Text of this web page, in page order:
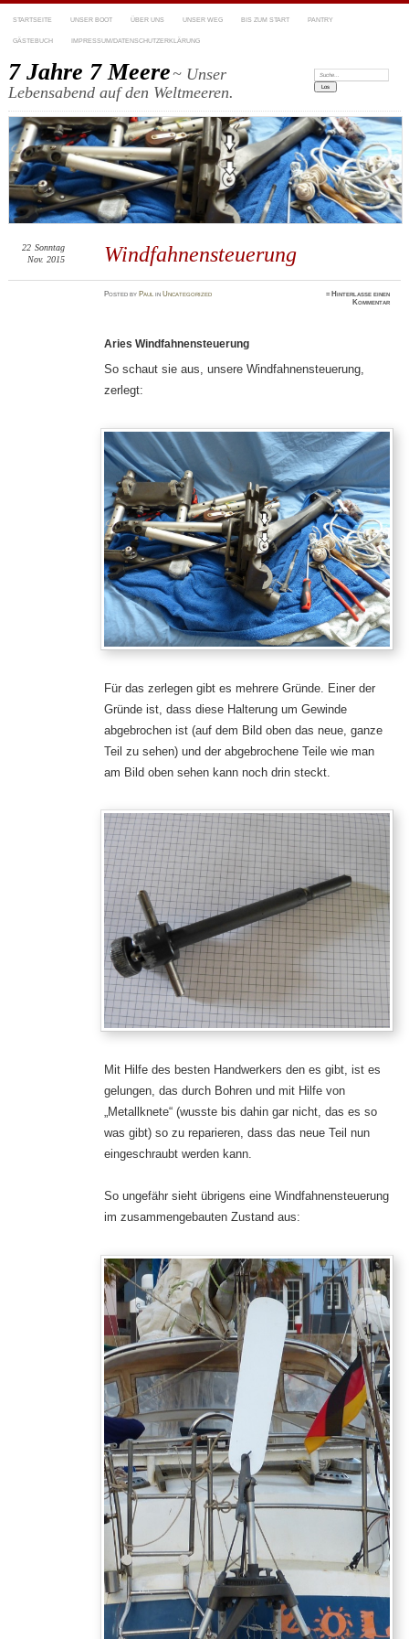
STARTSEITE UNSER BOOT ÜBER UNS UNSER WEG BIS ZUM START PANTRY
GÄSTEBUCH IMPRESSUM/DATENSCHUTZERKLÄRUNG
7 Jahre 7 Meere~ Unser
Lebensabend auf den Weltmeeren.
Suchen:
Windfahnensteuerung
22 Sonntag
Nov. 2015
Postedby Paul inUncategorized ≈ Hinterlasse einen
Kommentar
Aries Windfahnensteuerung
So schaut sie aus, unsere Windfahnensteuerung,
zerlegt:
Für das zerlegen gibt es mehrere Gründe. Einer der
Gründe ist, dass diese Halterung um Gewinde
abgebrochen ist (auf dem Bild oben das neue, ganze
Teil zu sehen) und der abgebrochene Teile wie man
am Bild oben sehen kann noch drin steckt.
Mit Hilfe des besten Handwerkers den es gibt, ist es
gelungen, das durch Bohren und mit Hilfe von
„Metallknete“ (wusste bis dahin gar nicht, das es so
was gibt) so zu reparieren, dass das neue Teil nun
eingeschraubt werden kann.
So ungefähr sieht übrigens eine Windfahnensteuerung
im zusammengebauten Zustand aus: